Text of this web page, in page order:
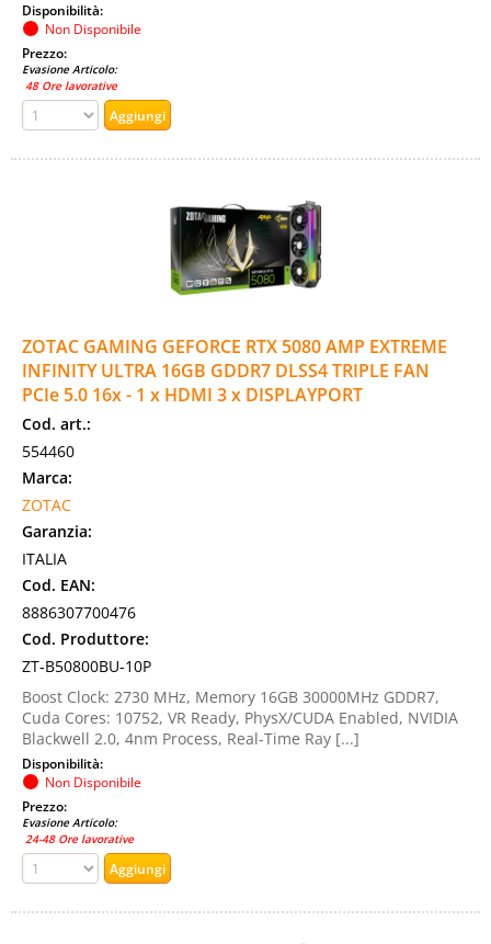
Disponibilità:
Non Disponibile
Prezzo:
Evasione Articolo:
48 Ore lavorative
ZOTAC GAMING GEFORCE RTX 5080 AMP EXTREME
INFINITY ULTRA 16GB GDDR7 DLSS4 TRIPLE FAN
PCIe 5.0 16x - 1 x HDMI 3 x DISPLAYPORT
Cod. art.:
554460
Marca:
ZOTAC
Garanzia:
ITALIA
Cod. EAN:
8886307700476
Cod. Produttore:
ZT-B50800BU-10P
Boost Clock: 2730 MHz, Memory 16GB 30000MHz GDDR7,
Cuda Cores: 10752, VR Ready, PhysX/CUDA Enabled, NVIDIA
Blackwell 2.0, 4nm Process, Real-Time Ray [...]
Disponibilità:
Non Disponibile
Prezzo:
Evasione Articolo:
24-48 Ore lavorative